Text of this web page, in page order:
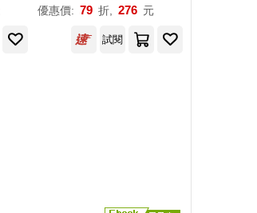
優惠價: 79 折, 276 元
試閱